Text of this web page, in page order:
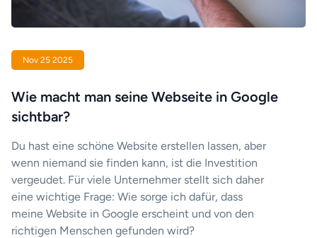
Nov 25 2025
Wie macht man seine Webseite in Google
sichtbar?
Du hast eine schöne Website erstellen lassen, aber
wenn niemand sie finden kann, ist die Investition
vergeudet. Für viele Unternehmer stellt sich daher
eine wichtige Frage: Wie sorge ich dafür, dass
meine Website in Google erscheint und von den
richtigen Menschen gefunden wird?